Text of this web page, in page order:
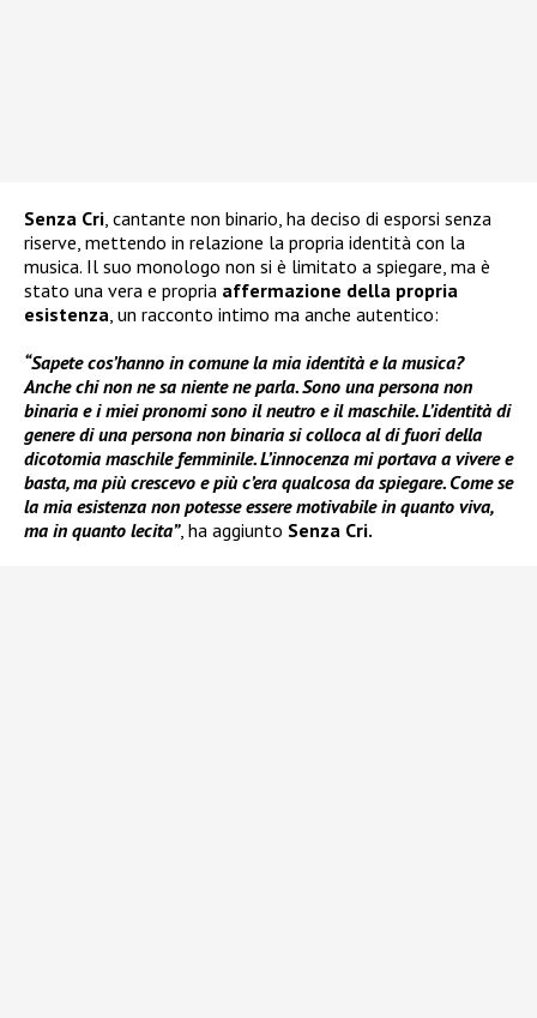
Senza Cri, cantante non binario, ha deciso di esporsi senza
riserve, mettendo in relazione la propria identità con la
musica. Il suo monologo non si è limitato a spiegare, ma è
stato una vera e propria affermazione della propria
esistenza, un racconto intimo ma anche autentico:
“Sapete cos’hanno in comune la mia identità e la musica?
Anche chi non ne sa niente ne parla. Sono una persona non
binaria e i miei pronomi sono il neutro e il maschile. L’identità di
genere di una persona non binaria si colloca al di fuori della
dicotomia maschile femminile. L’innocenza mi portava a vivere e
basta, ma più crescevo e più c’era qualcosa da spiegare. Come se
la mia esistenza non potesse essere motivabile in quanto viva,
ma in quanto lecita”, ha aggiunto Senza Cri.